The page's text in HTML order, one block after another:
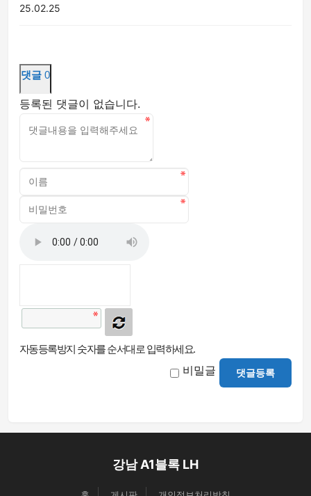
25.02.25
댓글 0
등록된 댓글이 없습니다.
자동등록방지 숫자를 순서대로 입력하세요.
비밀글 댓글등록
강남 A1블록 LH